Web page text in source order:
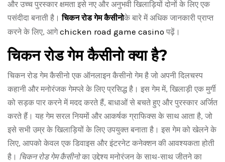
और उच्च पुरस्कार क्षमता इसे नए और अनुभवी खिलाड़ियों दोनों के लिए एक
पसंदीदा बनाती है।चिकन रोड गेम कैसीनोके बारे में अधिक जानकारी प्राप्त
करने के लिए, आगेchicken road game casino पढ़ें।
चिकन रोड गेम कैसीनो क्या है?
चिकन रोड गेम कैसीनो एक ऑनलाइन कैसीनो गेम है जो अपनी दिलचस्प
कहानी और मनोरंजक गेमप्ले के लिए प्रसिद्ध है। इस गेम में, खिलाड़ी एक मुर्गी
को सड़क पार करने में मदद करते हैं, बाधाओं से बचते हुए और पुरस्कार अर्जित
करते हैं। यह गेम सरल नियमों और आकर्षक ग्राफिक्स के साथ आता है, जो
इसे सभी उम्र के खिलाड़ियों के लिए उपयुक्त बनाता है। इस गेम को खेलने के
लिए, आपको केवल एक डिवाइस और इंटरनेट कनेक्शन की आवश्यकता होती
है। चिकन रोड गेम कैसीनोका उद्देश्य मनोरंजन के साथ-साथ जीतने का